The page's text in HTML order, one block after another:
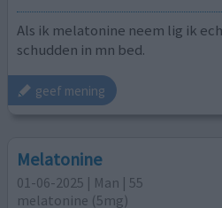
Als ik melatonine neem lig ik
schudden in mn bed.
geef mening
Melatonine
01-06-2025 | Man | 55
melatonine (5mg)